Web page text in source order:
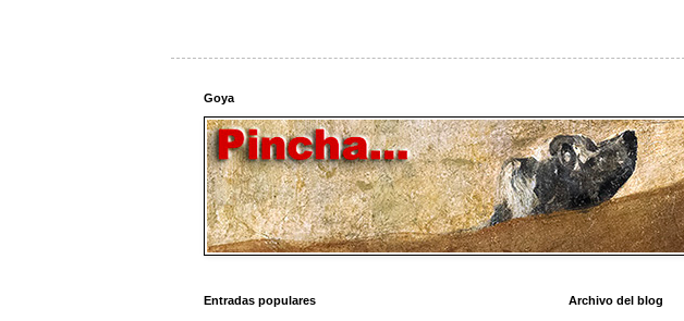
Goya
Entradas populares Archivo del blog